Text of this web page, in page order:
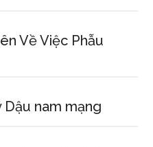
Về Việc Phẫu
nam mạng